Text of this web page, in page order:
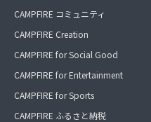
CAMPFIRE コミュニティ
CAMPFIRE Creation
CAMPFIRE for Social Good
CAMPFIRE for Entertainment
CAMPFIRE for Sports
CAMPFIRE ふるさと納税